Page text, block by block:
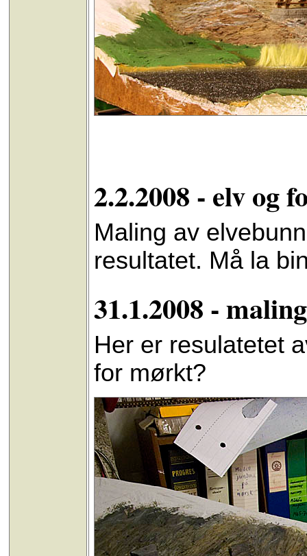
2.2.2008 - elv og
Maling av
resultatet. Må la
31.1.2008 -
Her er resulatetet
for mørkt?